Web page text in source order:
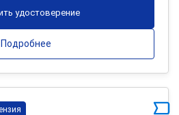
удостоверение
Подробнее